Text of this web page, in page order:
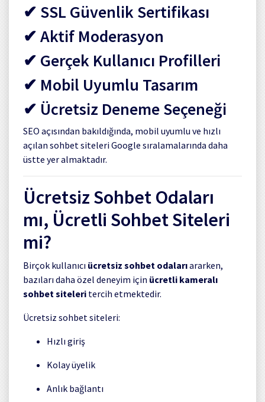
✔ SSL Güvenlik Sertifikası
✔ Aktif Moderasyon
✔ Gerçek Kullanıcı Profilleri
✔ Mobil Uyumlu Tasarım
✔ Ücretsiz Deneme Seçeneği
SEO açısından bakıldığında, mobil uyumlu ve hızlı
açılan sohbet siteleri Google sıralamalarında daha
üstte yer almaktadır.
Ücretsiz Sohbet Odaları
mı, Ücretli Sohbet Siteleri
mi?
Birçok kullanıcı ücretsiz sohbet odalarıararken,
bazıları daha özel deneyim için ücretli kameralı
sohbet siteleri tercih etmektedir.
Ücretsiz sohbet siteleri:
Hızlı giriş
Kolay üyelik
Anlık bağlantı